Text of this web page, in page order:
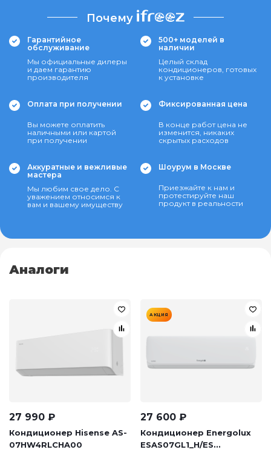
Почему
Гарантийное
обслуживание
Мы официальные дилеры
и даем гарантию
производителя
500+ моделей в
наличии
Целый склад
кондиционеров, готовых
к установке
Оплата при получении
Вы можете оплатить
наличными или картой
при получении
Фиксированная цена
В конце работ цена не
изменится, никаких
скрытых расходов
Аккуратные и вежливые
мастера
Мы любим свое дело. С
уважением относимся к
вам и вашему имуществу
Шоурум в Москве
Приезжайте к нам и
протестируйте наш
продукт в реальности
Аналоги
27 990 ₽
Кондиционер Hisense AS-
07HW4RLCHA00
АКЦИЯ
27 600 ₽
Кондиционер Energolux
ESAS07GL1_H/ES...